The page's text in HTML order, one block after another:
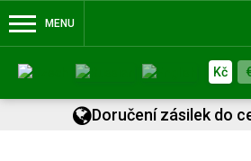
MENU
Kč
Doručení zásilek do